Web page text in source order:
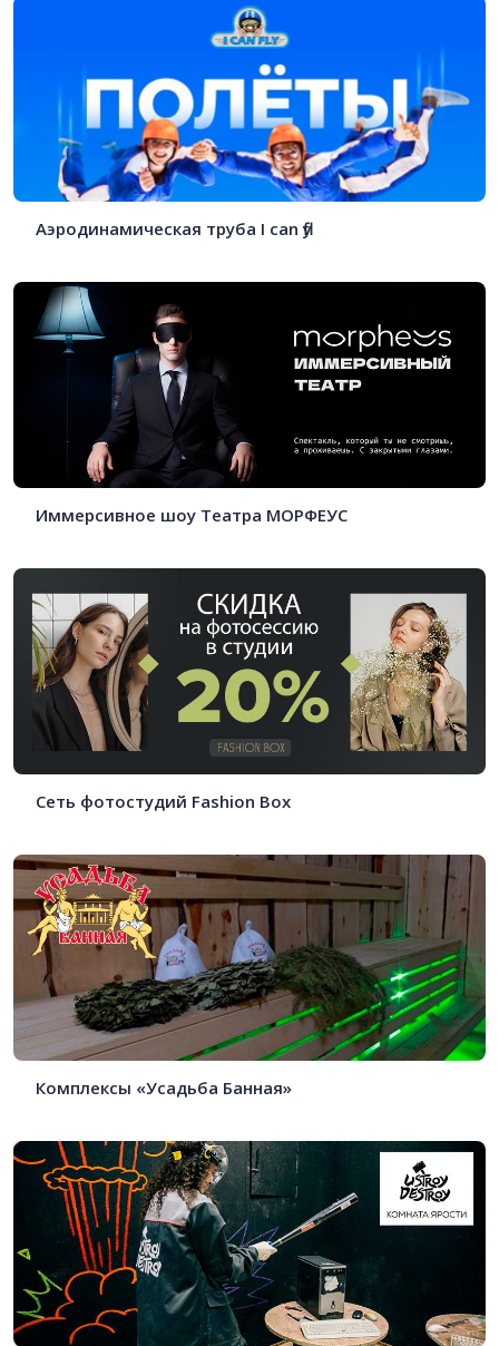
Аэродинамическая труба I can fly
Иммерсивное шоу Театра МОРФЕУС
Сеть фотостудий Fashion Box
Комплексы «Усадьба Банная»